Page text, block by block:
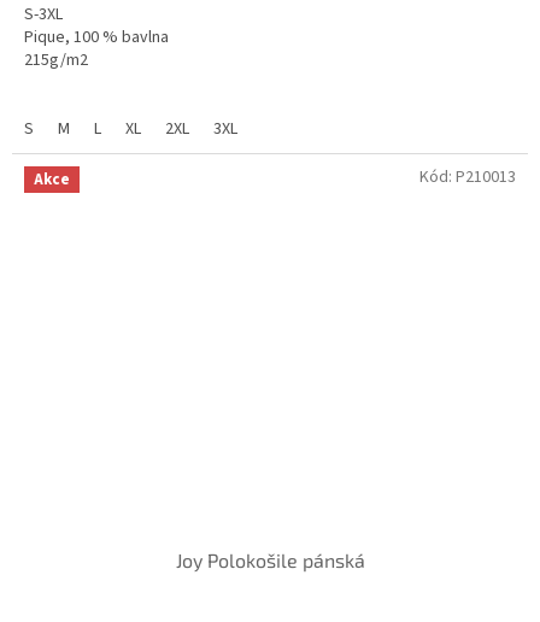
S-3XL
Pique, 100 % bavlna
215g/m2
S
M L XL 2XL 3XL
Akce
Joy Polokošile pánská
Kód: P210013